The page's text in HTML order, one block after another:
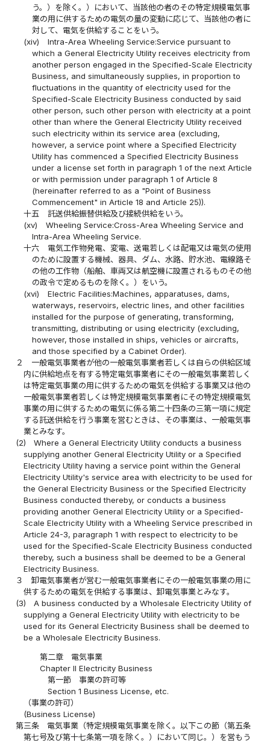
う。）を除く。）において、当該他の者のその特定規模電気事
業の用に供するための電気の量の変動に応じて、当該他の者に
対して、電気を供給することをいう。
(xiv)
Intra-Area Wheeling Service:Service pursuant to
which a General Electricity Utility receives electricity from
another person engaged in the Specified-Scale Electricity
Business, and simultaneously supplies, in proportion to
fluctuations in the quantity of electricity used for the
Specified-Scale Electricity Business conducted by said
other person, such other person with electricity at a point
other than where the General Electricity Utility received
such electricity within its service area (excluding,
however, a service point where a Specified Electricity
Utility has commenced a Specified Electricity Business
under a license set forth in paragraph 1 of the next Article
or with permission under paragraph 1 of Article 8
(hereinafter referred to as a "Point of Business
Commencement" in Article 18 and Article 25)).
十五
託送供給振替供給及び接続供給をいう。
(xv)
Wheeling Service:Cross-Area Wheeling Service and
Intra-Area Wheeling Service.
十六
電気工作物発電、変電、送電若しくは配電又は電気の使用
のために設置する機械、器具、ダム、水路、貯水池、電線路そ
の他の工作物（船舶、車両又は航空機に設置されるものその他
の政令で定めるものを除く。）をいう。
(xvi)
Electric Facilities:Machines, apparatuses, dams,
waterways, reservoirs, electric lines, and other facilities
installed for the purpose of generating, transforming,
transmitting, distributing or using electricity (excluding,
however, those installed in ships, vehicles or aircrafts,
and those specified by a Cabinet Order).
２
一般電気事業者が他の一般電気事業者若しくは自らの供給区域
内に供給地点を有する特定電気事業者にその一般電気事業若しく
は特定電気事業の用に供するための電気を供給する事業又は他の
一般電気事業者若しくは特定規模電気事業者にその特定規模電気
事業の用に供するための電気に係る第二十四条の三第一項に規定
する託送供給を行う事業を営むときは、その事業は、一般電気事
業とみなす。
(2)
Where a General Electricity Utility conducts a business
supplying another General Electricity Utility or a Specified
Electricity Utility having a service point within the General
Electricity Utility's service area with electricity to be used for
the General Electricity Business or the Specified Electricity
Business conducted thereby, or conducts a business
providing another General Electricity Utility or a Specified-
Scale Electricity Utility with a Wheeling Service prescribed in
Article 24-3, paragraph 1 with respect to electricity to be
used for the Specified-Scale Electricity Business conducted
thereby, such a business shall be deemed to be a General
Electricity Business.
３
卸電気事業者が営む一般電気事業者にその一般電気事業の用に
供するための電気を供給する事業は、卸電気事業とみなす。
(3)
A business conducted by a Wholesale Electricity Utility of
supplying a General Electricity Utility with electricity to be
used for its General Electricity Business shall be deemed to
be a Wholesale Electricity Business.
第二章 電気事業
Chapter II Electricity Business
第一節 事業の許可等
Section 1 Business License, etc.
（事業の許可）
(Business License)
第三条
電気事業（特定規模電気事業を除く。以下この節（第五条
第七号及び第十七条第一項を除く。）において同じ。）を営もう